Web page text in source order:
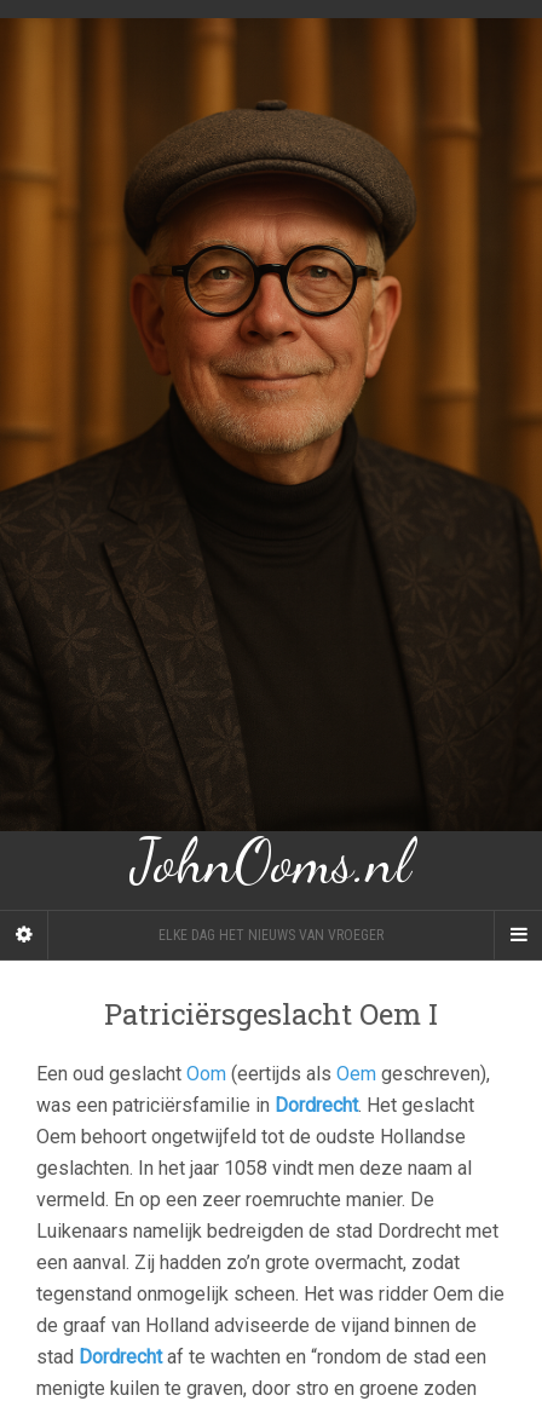
JohnOoms.nl
ELKE DAG HET NIEUWS VAN VROEGER
Patriciërsgeslacht Oem I
Een oud geslacht Oom (eertijds als Oem geschreven),
was een patriciërsfamilie in Dordrecht. Het geslacht
Oem behoort ongetwijfeld tot de oudste Hollandse
geslachten. In het jaar 1058 vindt men deze naam al
vermeld. En op een zeer roemruchte manier. De
Luikenaars namelijk bedreigden de stad Dordrecht met
een aanval. Zij hadden zo’n grote overmacht, zodat
tegenstand onmogelijk scheen. Het was ridder Oem die
de graaf van Holland adviseerde de vijand binnen de
stad Dordrechtaf te wachten en “rondom de stad een
menigte kuilen te graven, door stro en groene zoden